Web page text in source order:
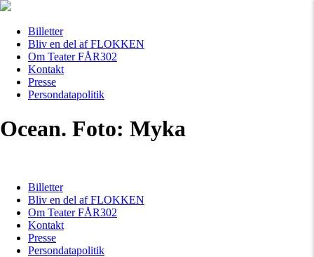
Billetter
Bliv en del af FLOKKEN
Om Teater FÅR302
Kontakt
Presse
Persondatapolitik
Ocean. Foto: Myka
Billetter
Bliv en del af FLOKKEN
Om Teater FÅR302
Kontakt
Presse
Persondatapolitik